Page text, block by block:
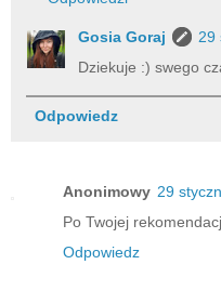
Gosia Goraj
29
Dziekuje :) swego
Odpowiedz
Anonimowy 29
Po Twojej
Odpowiedz